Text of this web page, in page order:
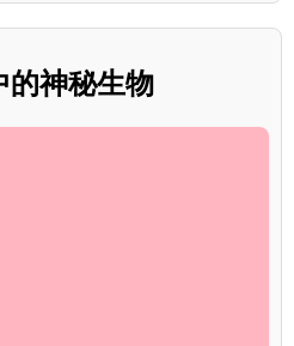
的神秘生物